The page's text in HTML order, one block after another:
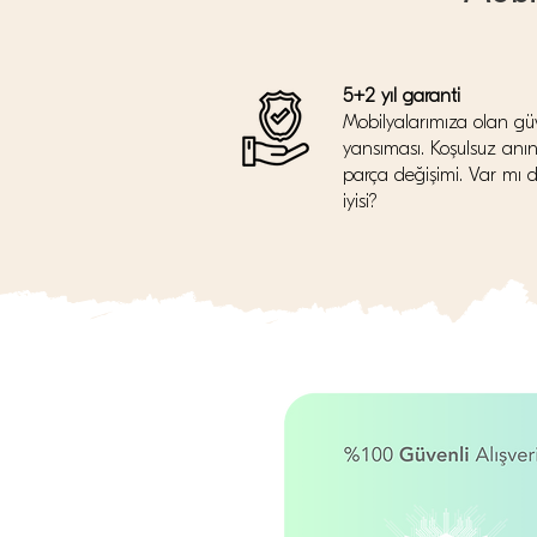
5+2 yıl garanti
Mobilyalarımıza olan
yansıması. Koşulsuz
parça değişimi. Var mı
iyisi?